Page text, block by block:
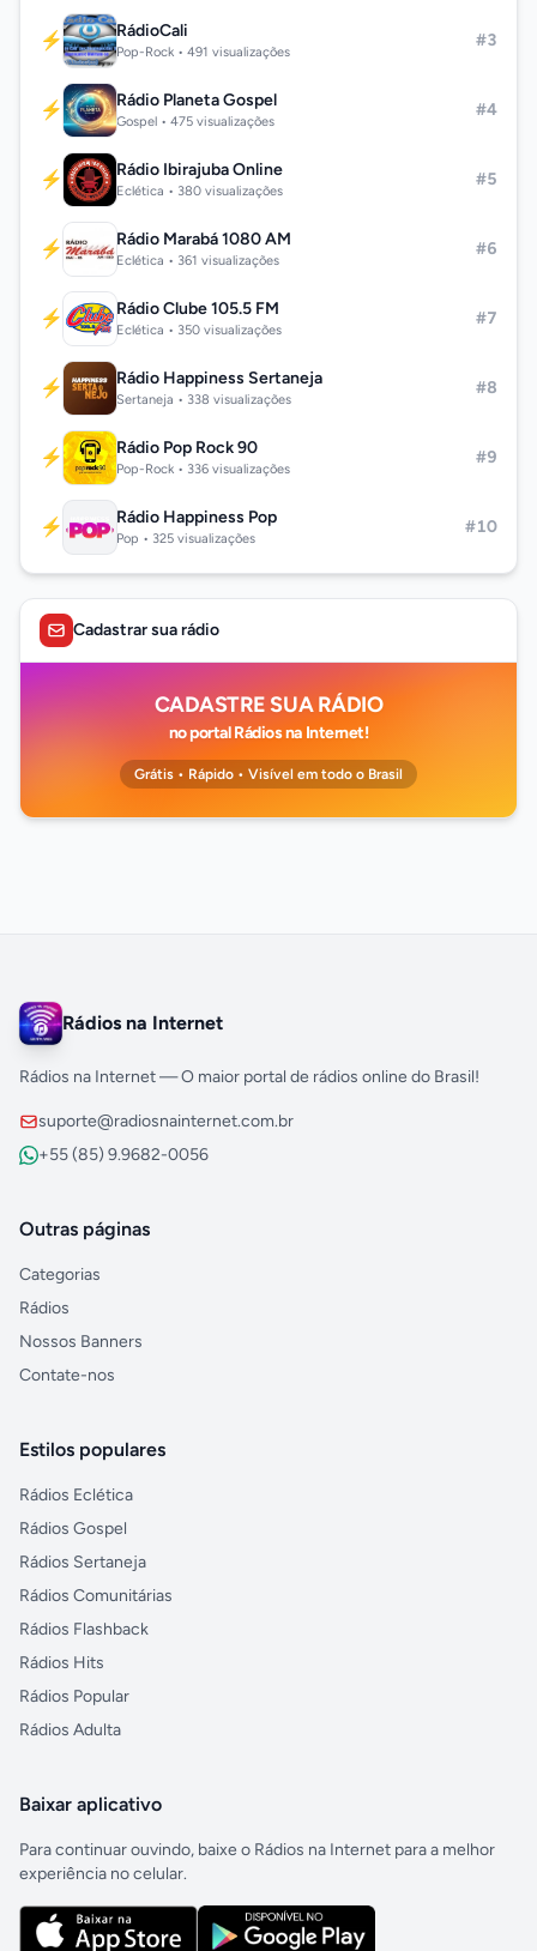
⚡ RádioCali
Pop-Rock • 491 visualizações
#3
⚡ Rádio Planeta Gospel
Gospel • 475 visualizações
#4
⚡ Rádio Ibirajuba Online
Eclética • 380 visualizações
#5
⚡ Rádio Marabá 1080 AM
Eclética • 361 visualizações
#6
⚡ Rádio Clube 105.5 FM
Eclética • 350 visualizações
#7
⚡ Rádio Happiness Sertaneja
Sertaneja • 338 visualizações
#8
⚡ Rádio Pop Rock 90
Pop-Rock • 336 visualizações
#9
⚡ Rádio Happiness Pop
Pop • 325 visualizações
#10
Cadastrar sua rádio
CADASTRE SUA RÁDIO
no portal Rádios na Internet!
Grátis • Rápido • Visível em todo o Brasil
Rádios na Internet
Rádios na Internet — O maior portal de rádios online do Brasil!
suporte@radiosnainternet.com.br
+55 (85) 9.9682-0056
Outras páginas
Categorias
Rádios
Nossos Banners
Contate-nos
Estilos populares
Rádios Eclética
Rádios Gospel
Rádios Sertaneja
Rádios Comunitárias
Rádios Flashback
Rádios Hits
Rádios Popular
Rádios Adulta
Baixar aplicativo
Para continuar ouvindo, baixe o Rádios na Internet para a melhor
experiência no celular.